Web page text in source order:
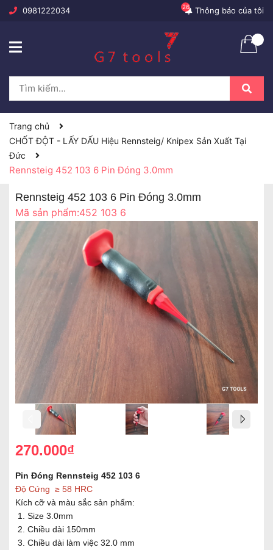
0981222034 Thông báo của tôi
26
Trang chủ
CHỐT ĐỘT - LẤY DẤU Hiệu Rennsteig/ Knipex Sản Xuất Tại
Đức
Rennsteig 452 103 6 Pin Đóng 3.0mm
Rennsteig 452 103 6 Pin Đóng 3.0mm
Mã sản phẩm:452 103 6
270.000₫
Pin Đóng Rennsteig 452 103 6
Độ Cứng ≥ 58 HRC
Kích cỡ và màu sắc sản phẩm:
Size 3.0mm
Chiều dài 150mm
Chiều dài làm việc 32.0 mm